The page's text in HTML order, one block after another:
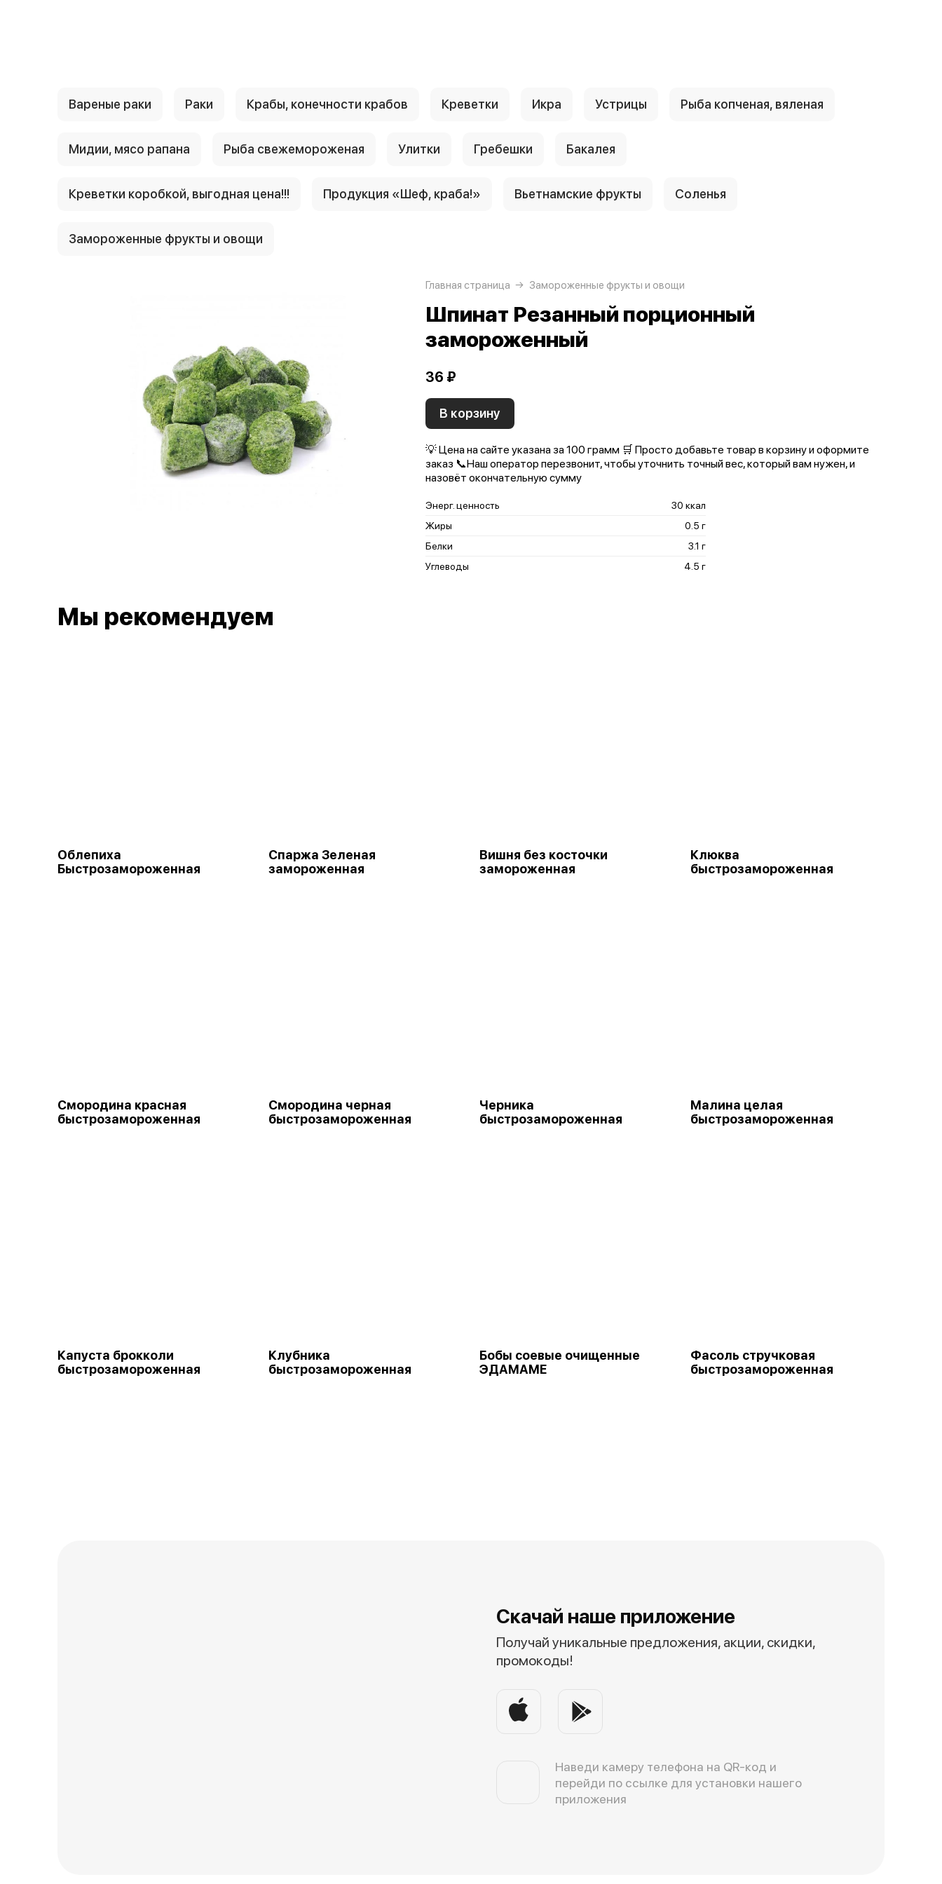
Вареные раки Раки Крабы, конечности крабов Креветки Икра Устрицы Рыба копченая, вяленая
Мидии, мясо рапана Рыба свежемороженая Улитки Гребешки Бакалея
Креветки коробкой, выгодная цена!!! Продукция «Шеф, краба!» Вьетнамские фрукты Соленья
Замороженные фрукты и овощи
Главная страница Замороженные фрукты и овощи
Шпинат Резанный порционный
замороженный
36 ₽
В корзину
💡 Цена на сайте указана за 100 грамм 🛒 Просто добавьте товар в корзину и оформите
заказ 📞Наш оператор перезвонит, чтобы уточнить точный вес, который вам нужен, и
назовёт окончательную сумму
Энерг. ценность
30 ккал
Жиры
0.5 г
Белки
3.1 г
Углеводы
4.5 г
Мы рекомендуем
Облепиха
Быстрозамороженная
Спаржа Зеленая
замороженная
Вишня без косточки
замороженная
Клюква
быстрозамороженная
Смородина красная
быстрозамороженная
Смородина черная
быстрозамороженная
Черника
быстрозамороженная
Малина целая
быстрозамороженная
Капуста брокколи
быстрозамороженная
Клубника
быстрозамороженная
Бобы соевые очищенные
ЭДАМАМЕ
Фасоль стручковая
быстрозамороженная
Скачай наше приложение
Получай уникальные предложения, акции, скидки,
промокоды!
Наведи камеру телефона на QR-код и
перейди по ссылке для установки нашего
приложения